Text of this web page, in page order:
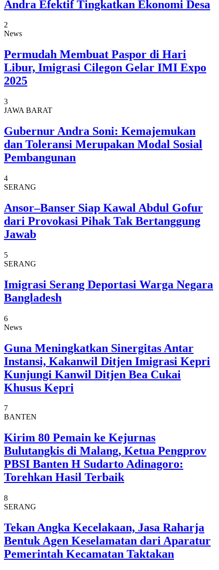
Andra Efektif Tingkatkan Ekonomi Desa
2
News
Permudah Membuat Paspor di Hari
Libur, Imigrasi Cilegon Gelar IMI Expo
2025
3
JAWA BARAT
Gubernur Andra Soni: Kemajemukan
dan Toleransi Merupakan Modal Sosial
Pembangunan
4
SERANG
Ansor–Banser Siap Kawal Abdul Gofur
dari Provokasi Pihak Tak Bertanggung
Jawab
5
SERANG
Imigrasi Serang Deportasi Warga Negara
Bangladesh
6
News
Guna Meningkatkan Sinergitas Antar
Instansi, Kakanwil Ditjen Imigrasi Kepri
Kunjungi Kanwil Ditjen Bea Cukai
Khusus Kepri
7
BANTEN
Kirim 80 Pemain ke Kejurnas
Bulutangkis di Malang, Ketua Pengprov
PBSI Banten H Sudarto Adinagoro:
Torehkan Hasil Terbaik
8
SERANG
Tekan Angka Kecelakaan, Jasa Raharja
Bentuk Agen Keselamatan dari Aparatur
Pemerintah Kecamatan Taktakan